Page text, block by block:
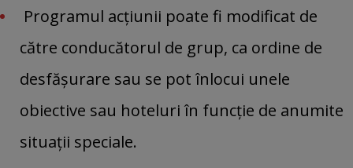
Programul acţiunii poate fi modificat de
către conducătorul de grup, ca ordine de
desfăşurare sau se pot înlocui unele
obiective sau hoteluri în funcţie de anumite
situaţii speciale.